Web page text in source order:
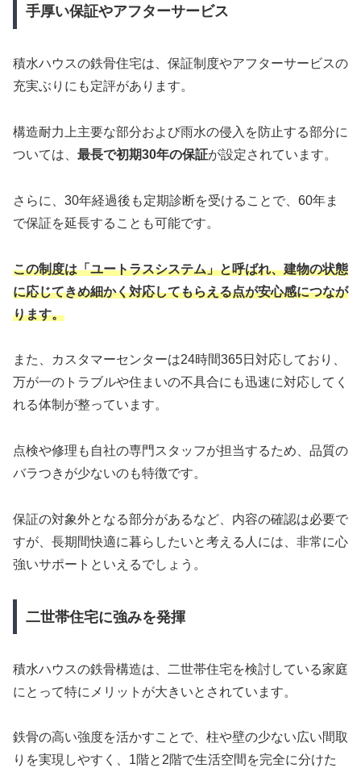
手厚い保証やアフターサービス
積水ハウスの鉄骨住宅は、保証制度やアフターサービスの
充実ぶりにも定評があります。
構造耐力上主要な部分および雨水の侵入を防止する部分に
ついては、 最長で初期30年の保証が設定されています。
さらに、30年経過後も定期診断を受けることで、60年ま
で保証を延長することも可能です。
この制度は「ユートラスシステム」と呼ばれ、建物の状態
に応じてきめ細かく対応してもらえる点が安心感につなが
ります。
また、カスタマーセンターは24時間365日対応しており、
万が一のトラブルや住まいの不具合にも迅速に対応してく
れる体制が整っています。
点検や修理も自社の専門スタッフが担当するため、品質の
バラつきが少ないのも特徴です。
保証の対象外となる部分があるなど、内容の確認は必要で
すが、長期間快適に暮らしたいと考える人には、非常に心
強いサポートといえるでしょう。
二世帯住宅に強みを発揮
積水ハウスの鉄骨構造は、二世帯住宅を検討している家庭
にとって特にメリットが大きいとされています。
鉄骨の高い強度を活かすことで、柱や壁の少ない広い間取
りを実現しやすく、1階と2階で生活空間を完全に分けた